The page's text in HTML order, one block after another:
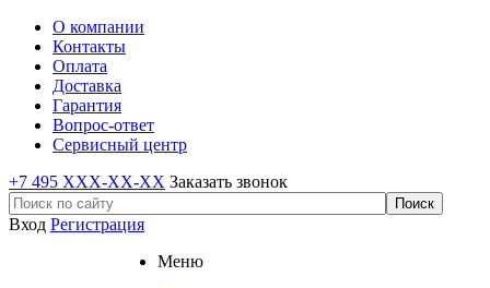
О компании
Контакты
Оплата
Доставка
Гарантия
Вопрос-ответ
Сервисный центр
+7 495 XXX-XX-XX Заказать звонок
Вход Регистрация
Меню